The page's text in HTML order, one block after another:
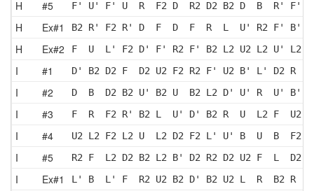
H #5 F' U' F' U  R  F2 D  R2 D2 B2 D  B  R' F'
H Ex#1 B2 R' F2 R' D  F  D  F  R  L  U' R2 F' B'
H Ex#2 F  U  L' F2 D' F' R2 F' B2 L2 U2 L2 U' L2
I #1 D' B2 D2 F  D2 U2 F2 R2 F' U2 B' L' D2 R
I #2 D  B  D2 B2 U' B2 U  B2 L2 D' U' R  U' B'
I #3 F  R  F2 R' B2 L  U' D' B2 R  U  L2 F  U2
I #4 U2 L2 F2 L2 U  L2 D2 F2 L' U' B  U  B  F2
I #5 R2 F  L2 D2 B2 L2 B' D2 R2 D2 U2 F  L
I Ex#1 L' B  L' F  R2 U2 B2 D' B2 U2 L  R  B2 R